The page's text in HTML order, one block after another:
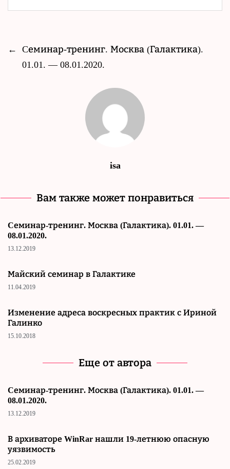
←
Cеминар-тренинг. Москва (Галактика).
01.01. — 08.01.2020.
isa
Вам также может понравиться
Cеминар-тренинг. Москва (Галактика). 01.01. —
08.01.2020.
13.12.2019
Майский семинар в Галактике
11.04.2019
Изменение адреса воскресных практик с Ириной
Галинко
15.10.2018
Еще от автора
Cеминар-тренинг. Москва (Галактика). 01.01. —
08.01.2020.
13.12.2019
В архиваторе WinRar нашли 19-летнюю опасную
уязвимость
25.02.2019